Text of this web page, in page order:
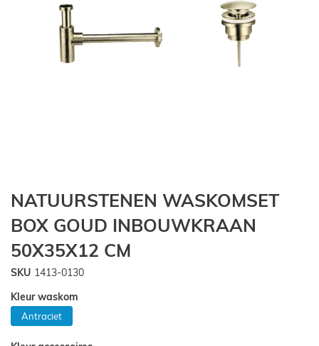
Ga
naar
het
begin
van
de
afbeeldingen-
NATUURSTENEN WASKOMSET
BOX GOUD INBOUWKRAAN
50X35X12 CM
SKU 1413-0130
Kleur waskom
Antraciet